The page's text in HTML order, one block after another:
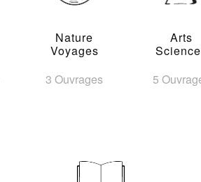
Nature
Voyages
3 Ouvrages
Arts
5